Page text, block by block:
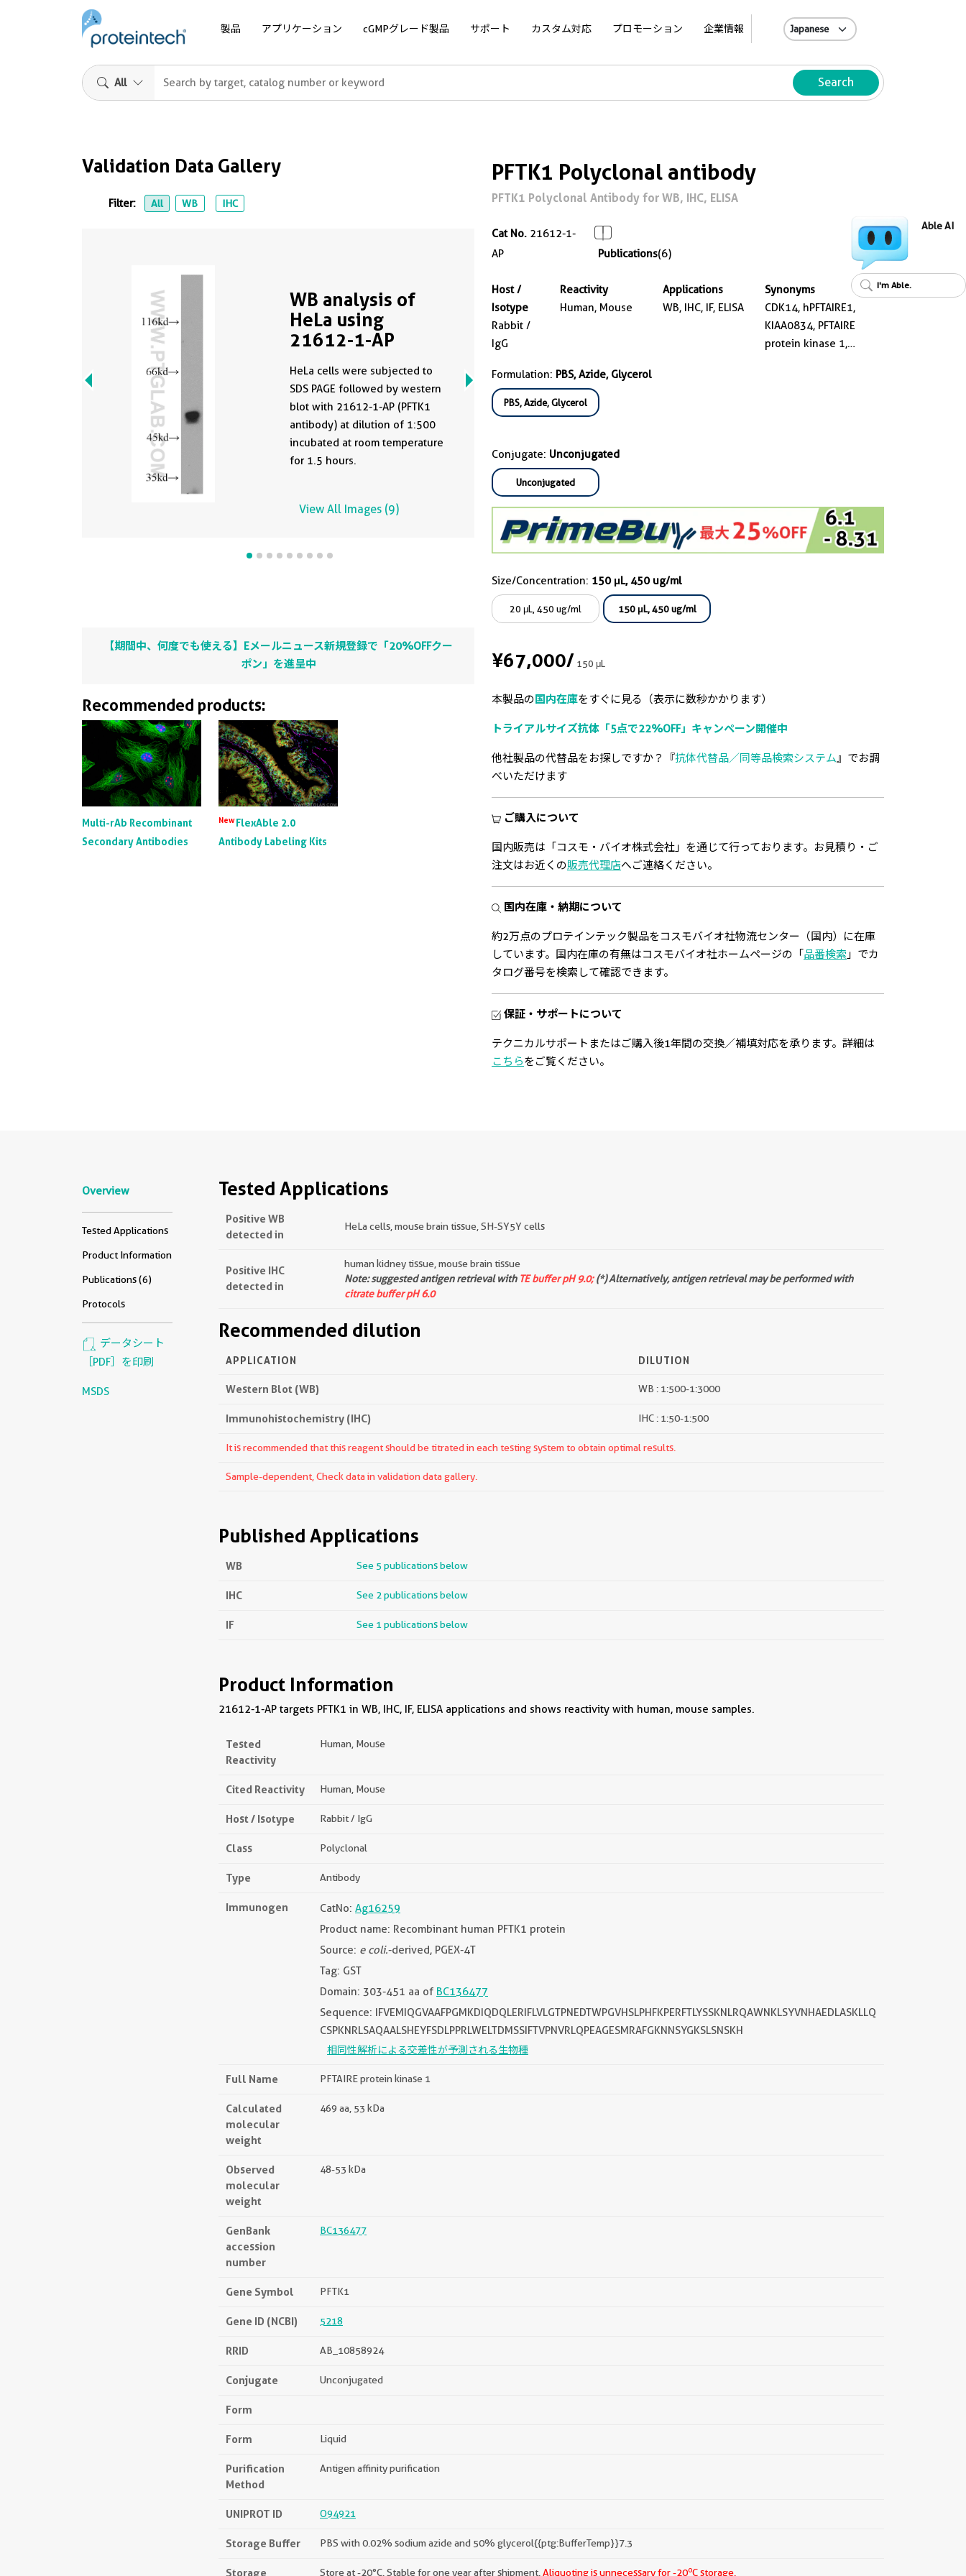
製品 アプリケーション cGMPグレード製品 サポート カスタム対応 プロモーション 企業情報
All Search
Validation Data Gallery
Filter: All WB IHC
WB analysis of
HeLa using
21612-1-AP
HeLa cells were subjected to
SDS PAGE followed by western
blot with 21612-1-AP (PFTK1
antibody) at dilution of 1:500
incubated at room temperature
for 1.5 hours.
View All Images (9)
【期間中、何度でも使える】Eメールニュース新規登録で「20%OFFクー
ポン」を進呈中
Recommended products:
Multi-rAb Recombinant
Secondary Antibodies
NewFlexAble 2.0
Antibody Labeling Kits
PFTK1 Polyclonal antibody
PFTK1 Polyclonal Antibody for WB, IHC, ELISA
Cat No. 21612-1-
AP
Publications(6)
Host /
Isotype
Rabbit /
IgG
Reactivity
Human, Mouse
Applications
WB, IHC, IF, ELISA
Synonyms
CDK14, hPFTAIRE1,
KIAA0834, PFTAIRE
protein kinase 1,
Formulation: PBS, Azide, Glycerol
PBS, Azide, Glycerol
Conjugate: Unconjugated
Unconjugated
Size/Concentration: 150 μL, 450 ug/ml
20 μL, 450 ug/ml 150 μL, 450 ug/ml
¥67,000/150 μL
本製品の 国内在庫をすぐに見る（表示に数秒かかります）
トライアルサイズ抗体「5点で22%OFF」キャンペーン開催中
他社製品の代替品をお探しですか？『抗体代替品／同等品検索システム』でお調
べいただけます
ご購入について
国内販売は「コスモ・バイオ株式会社」を通じて行っております。お見積り・ご
注文はお近くの販売代理店へご連絡ください。
国内在庫・納期について
約2万点のプロテインテック製品をコスモバイオ社物流センター（国内）に在庫
しています。国内在庫の有無はコスモバイオ社ホームページの「 品番検索 」でカ
タログ番号を検索して確認できます。
保証・サポートについて
テクニカルサポートまたはご購入後1年間の交換／補填対応を承ります。詳細は
こちらをご覧ください。
Overview
Tested Applications
Product Information
Publications (6)
Protocols
データシート
［PDF］を印刷
MSDS
Tested Applications
Positive WB
detected in
HeLa cells, mouse brain tissue, SH-SY5Y cells
Positive IHC
detected in
human kidney tissue, mouse brain tissue
Note: suggested antigen retrieval with TE buffer pH 9.0;(*) Alternatively, antigen retrieval may be performed with
citrate buffer pH 6.0
Recommended dilution
APPLICATION DILUTION
Western Blot (WB) WB : 1:500-1:3000
Immunohistochemistry (IHC) IHC : 1:50-1:500
It is recommended that this reagent should be titrated in each testing system to obtain optimal results.
Sample-dependent, Check data in validation data gallery.
Published Applications
WB See 5 publications below
IHC See 2 publications below
IF See 1 publications below
Product Information
21612-1-AP targets PFTK1 in WB, IHC, IF, ELISA applications and shows reactivity with human, mouse samples.
Tested
Reactivity
Human, Mouse
Cited Reactivity Human, Mouse
Host / Isotype Rabbit / IgG
Class Polyclonal
Type Antibody
Immunogen CatNo: Ag16259
Product name: Recombinant human PFTK1 protein
Source: e coli.-derived, PGEX-4T
Tag: GST
Domain: 303-451 aa of BC136477
Sequence: IFVEMIQGVAAFPGMKDIQDQLERIFLVLGTPNEDTWPGVHSLPHFKPERFTLYSSKNLRQAWNKLSYVNHAEDLASKLLQ
CSPKNRLSAQAALSHEYFSDLPPRLWELTDMSSIFTVPNVRLQPEAGESMRAFGKNNSYGKSLSNSKH
相同性解析による交差性が予測される生物種
Full Name PFTAIRE protein kinase 1
Calculated
molecular
weight
469 aa, 53 kDa
Observed
molecular
weight
48-53 kDa
GenBank
accession
number
BC136477
Gene Symbol PFTK1
Gene ID (NCBI) 5218
RRID AB_10858924
Conjugate Unconjugated
Form
Form Liquid
Purification
Method
Antigen affinity purification
UNIPROT ID O94921
Storage Buffer PBS with 0.02% sodium azide and 50% glycerol{{ptg:BufferTemp}}7.3
Storage Store at -20°C. Stable for one year after shipment. Aliquoting is unnecessary for -20oC storage.
Able AI
I'm Able.